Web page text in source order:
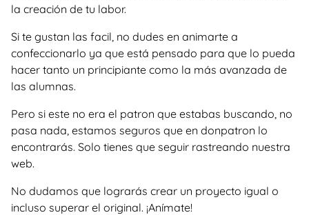
la creación de tu labor.
Si te gustan las facil, no dudes en animarte a
confeccionarlo ya que está pensado para que lo pueda
hacer tanto un principiante como la más avanzada de
las alumnas.
Pero si este no era el patron que estabas buscando, no
pasa nada, estamos seguros que en donpatron lo
encontrarás. Solo tienes que seguir rastreando nuestra
web.
No dudamos que lograrás crear un proyecto igual o
incluso superar el original. ¡Anímate!